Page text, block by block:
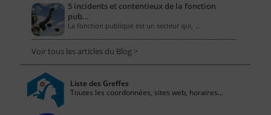
5 incidents et contentieux de la fonction
pub…
La fonction publique est un secteur qui, …
Voir tous les articles du Blog >
Liste des Greffes
Toutes les coordonnées, sites web, horaires...